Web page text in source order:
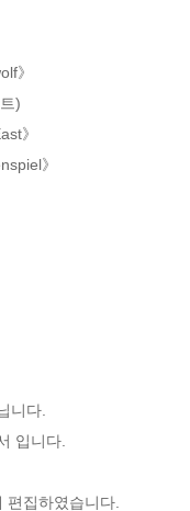
》
)
》
》
니다.
입니다.
집하였습니다.